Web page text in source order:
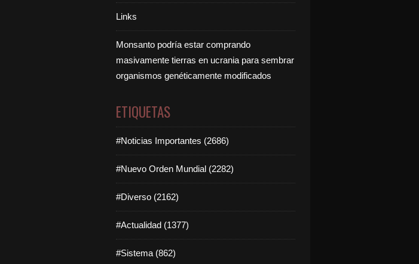
Links
Monsanto podría estar comprando
masivamente tierras en ucrania para sembrar
organismos genéticamente modificados
ETIQUETAS
#Noticias Importantes (2686)
#Nuevo Orden Mundial (2282)
#Diverso (2162)
#Actualidad (1377)
#Sistema (862)